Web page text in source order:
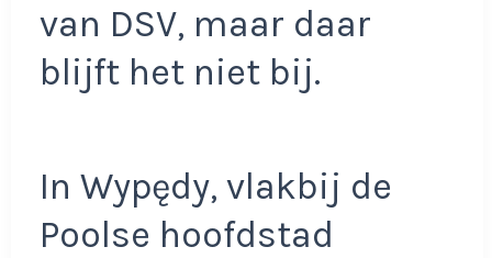
van DSV, maar daar
blijft het niet bij.
In Wypędy, vlakbij de
Poolse hoofdstad